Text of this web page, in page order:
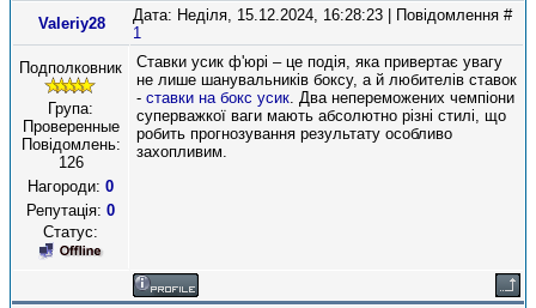
Valeriy28
Дата: Неділя, 15.12.2024, 16:28:23 | Повідомлення #
1
Подполковник
Група:
Проверенные
Повідомлень:
126
Нагороди: 0
Репутація: 0
Статус:
Ставки усик ф'юрі – це подія, яка привертає увагу
не лише шанувальників боксу, а й любителів ставок
- ставки на бокс усик. Два непереможених чемпіони
суперважкої ваги мають абсолютно різні стилі, що
робить прогнозування результату особливо
захопливим.